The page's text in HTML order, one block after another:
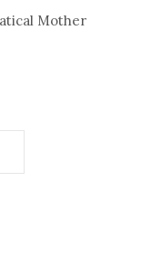
Mother